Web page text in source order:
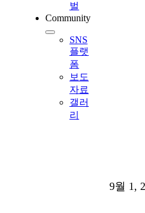
벌
Community
SNS
플랫
폼
보도
자료
갤러
리
9월 1,